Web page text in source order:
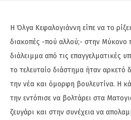
Η Όλγα Κεφαλογιάννη είπε να το
διακοπές -πού αλλού;- στην Μύκονο
διάλειμμα από τις επαγγελματικές
το τελευταίο διάστημα ήταν αρκετό
την νέα και όμορφη βουλευτίνα. Η
την εντόπισε να βολτάρει στα
ζευγάρι και στην συνέχεια να